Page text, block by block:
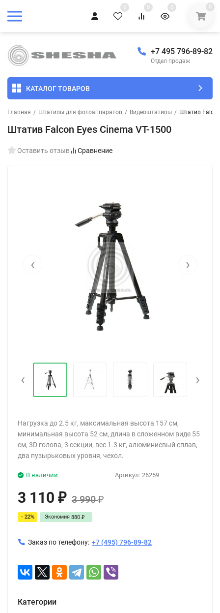
0 0 0 0
+7 495 796-89-82
Отдел продаж
КАТАЛОГ ТОВАРОВ
Главная / Штативы для фотоаппаратов / Видеоштативы / Штатив
Штатив Falcon Eyes Cinema VT-1500
Оставить отзыв Сравнение
‹ ›
‹ ›
Нагрузка до 2.5 кг, максимальная высота 157 см,
минимальная высота 52 см, длина в сложенном виде 55
см, 3D голова, 3 секции, вес 1.3 кг, алюминиевый сплав,
два пузырьковых уровня, чехол.
Артикул: 26259
В наличии
3 110 ₽ 3 990₽
- 22% Экономия 880 ₽
Заказ по телефону: +7 (495) 796-89-82
Категории